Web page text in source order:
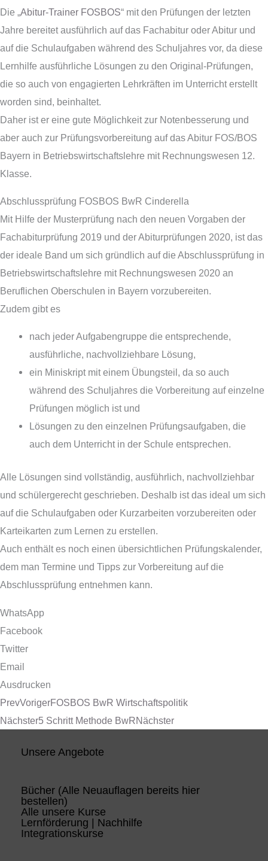
Die „Abitur-Trainer FOSBOS“ mit den Prüfungen der letzten
Jahre bereitet ausführlich auf das Fachabitur oder Abitur und
auf die Schulaufgaben während des Schuljahres vor, da diese
Lernhilfe ausführliche Lösungen zu den Original-Prüfungen,
die so auch von engagierten Lehrkräften im Unterricht erstellt
worden sind, beinhaltet.
Daher ist er eine gute Möglichkeit zur Notenbesserung und
aber auch zur Prüfungsvorbereitung auf das Abitur FOS/BOS
Bayern in Betriebswirtschaftslehre mit Rechnungswesen 12.
Klasse.
Abschlussprüfung FOSBOS BwR Cinderella
Mit Hilfe der Musterprüfung nach den neuen Vorgaben der
Fachabiturprüfung 2019 und der Abiturprüfungen 2020, ist das
der ideale Band um sich gründlich auf die Abschlussprüfung in
Betriebswirtschaftslehre mit Rechnungswesen 2020 an
Beruflichen Oberschulen in Bayern vorzubereiten.
Zudem gibt es
nach jeder Aufgabengruppe die entsprechende,
ausführliche, nachvollziehbare Lösung,
ein Miniskript mit einem Übungsteil, da so auch
während des Schuljahres die Vorbereitung auf einzelne
Prüfungen möglich ist und
Lösungen zu den einzelnen Prüfungsaufgaben, die
auch dem Unterricht in der Schule entsprechen.
Alle Lösungen sind vollständig, ausführlich, nachvollziehbar
und schülergerecht geschrieben. Deshalb ist das ideal um sich
auf die Schulaufgaben oder Kurzarbeiten vorzubereiten oder
Karteikarten zum Lernen zu erstellen.
Auch enthält es noch einen übersichtlichen Prüfungskalender,
dem man Termine und Tipps zur Vorbereitung auf die
Abschlussprüfung entnehmen kann.
WhatsApp
Facebook
Twitter
Email
Ausdrucken
PrevVorigerFOSBOS BwR Wirtschaftspolitik
Nächster5 Schritt Methode BwRNächster
Unsere Angebote
Bücher (Alle Neuauflagen bereits hier
bestellen)
Alle unsere Kurse
Lernförderung | Nachhilfe
Integrationskurse